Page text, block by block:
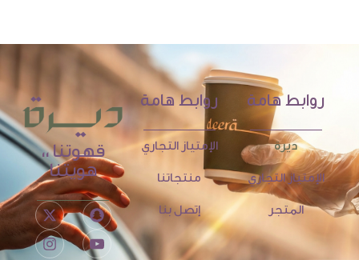
قهوتنا ،،
هويتنا
روابط هامة
ديرة
الإمتياز التجاري
المتجر
روابط هامة
الإمتياز التجاري
إتصل بنا